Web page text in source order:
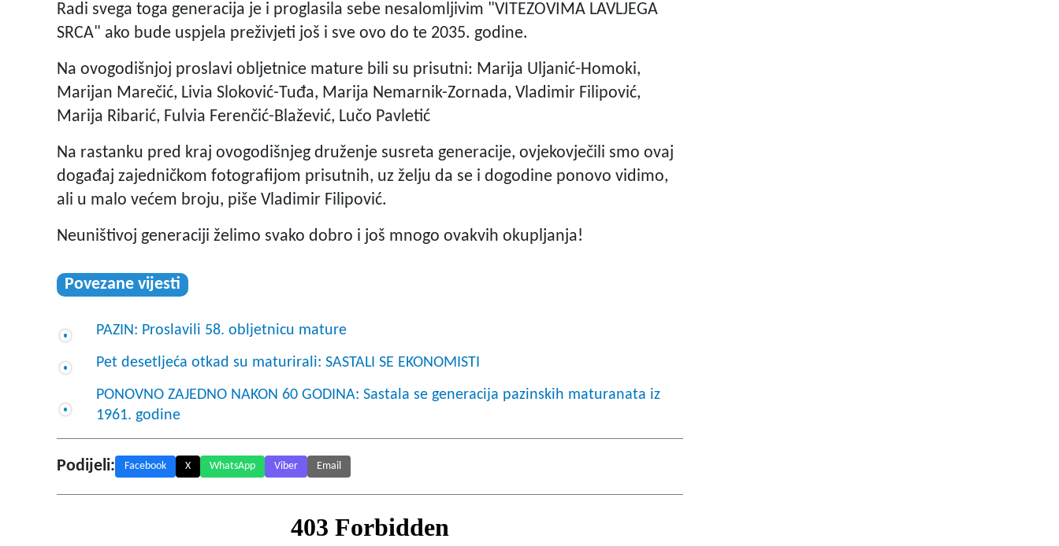
Radi svega toga generacija je i proglasila sebe nesalomljivim "VITEZOVIMA LAVLJEGA
SRCA" ako bude uspjela preživjeti još i sve ovo do te 2035. godine.
Na ovogodišnjoj proslavi obljetnice mature bili su prisutni: Marija Uljanić-Homoki,
Marijan Marečić, Livia Sloković-Tuđa, Marija Nemarnik-Zornada, Vladimir Filipović,
Marija Ribarić, Fulvia Ferenčić-Blažević, Lučo Pavletić
Na rastanku pred kraj ovogodišnjeg druženje susreta generacije, ovjekovječili smo ovaj
događaj zajedničkom fotografijom prisutnih, uz želju da se i dogodine ponovo vidimo,
ali u malo većem broju, piše Vladimir Filipović.
Neuništivoj generaciji želimo svako dobro i još mnogo ovakvih okupljanja!
Povezane vijesti
PAZIN: Proslavili 58. obljetnicu mature
Pet desetljeća otkad su maturirali: SASTALI SE EKONOMISTI
PONOVNO ZAJEDNO NAKON 60 GODINA: Sastala se generacija pazinskih maturanata iz
1961. godine
Podijeli: Facebook X WhatsApp Viber Email